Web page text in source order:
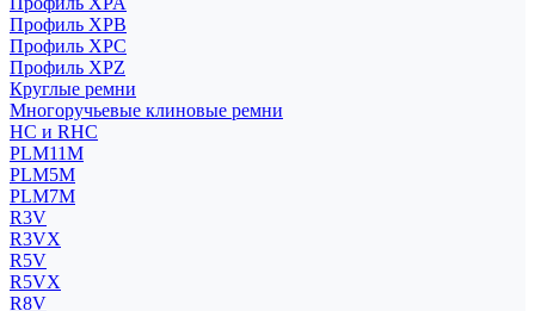
Профиль XPB
Профиль XPC
Профиль XPZ
Круглые ремни
Многоручьевые клиновые ремни
HC и RHC
PLM11M
PLM5M
PLM7M
R3V
R3VX
R5V
R5VX
R8V